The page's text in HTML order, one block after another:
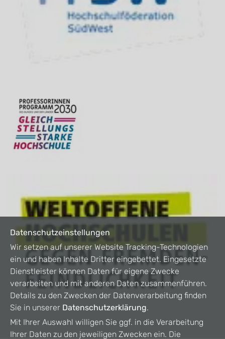
Datenschutzeinstellungen
Wir setzen auf unserer Website Tracking-Technologien
ein und haben Inhalte Dritter eingebettet. Eingesetzte
Dienstleister können Daten für eigene Zwecke
verarbeiten und mit anderen Daten zusammenführen.
Details zu den Zwecken der Datenverarbeitung finden
Sie in unserer Datenschutzerklärung.
Mit Ihrer Auswahl willigen Sie ggf. in die Verarbeitung
Ihrer Daten zu den jeweiligen Zwecken ein. Die